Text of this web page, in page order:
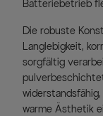
Batteriebetrieb
Die robuste
Langlebigkeit,
sorgfältig
warme Ästhetik